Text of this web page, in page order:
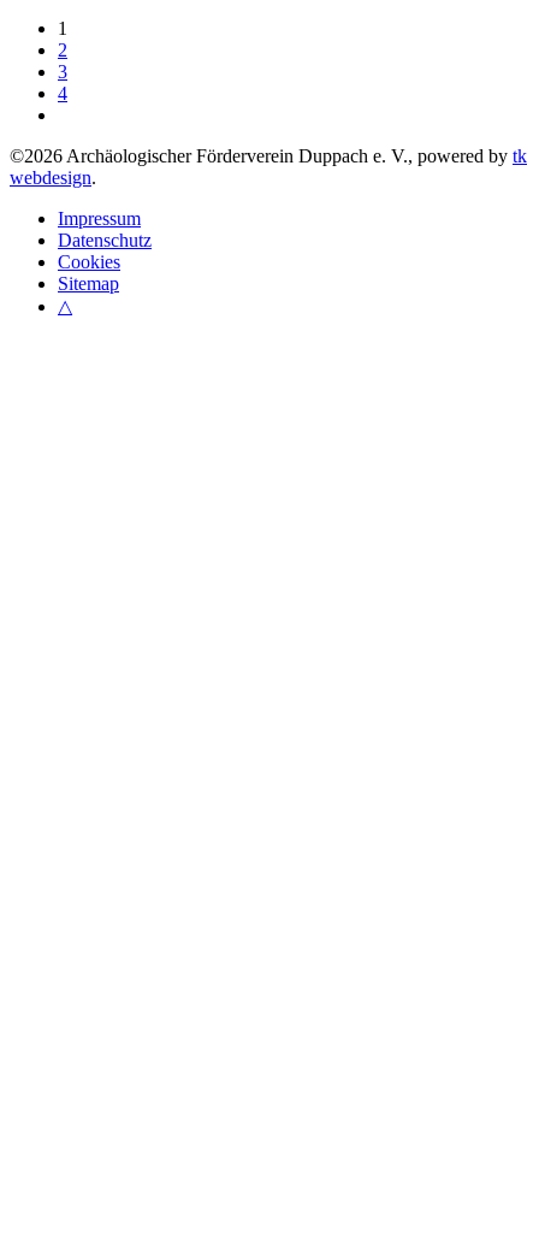
1
2
3
4
©2026 Archäologischer Förderverein Duppach e. V., powered by tk
webdesign.
Impressum
Datenschutz
Cookies
Sitemap
△